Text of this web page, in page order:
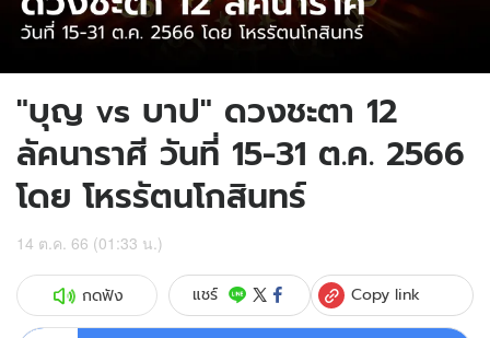
"บุญ vs บาป" ดวงชะตา 12
ลัคนาราศี วันที่ 15-31 ต.ค. 2566
โดย โหรรัตนโกสินทร์
14 ต.ค. 66 (01:33 น.)
กดฟัง แชร์ Copy link